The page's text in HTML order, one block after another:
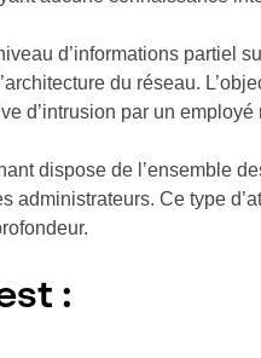
d’informations partiel
du réseau.
d’intrusion par un employé
dispose de l’ensemble
Ce type
: